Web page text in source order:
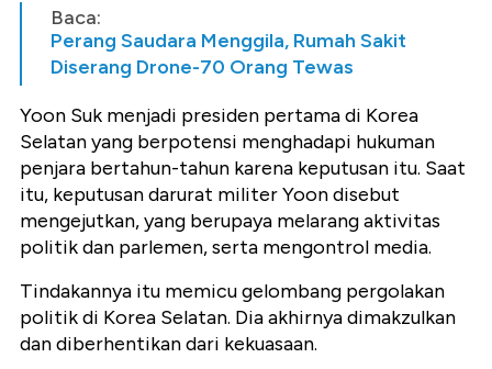
Baca:
Perang Saudara Menggila, Rumah Sakit
Diserang Drone-70 Orang Tewas
Yoon Suk menjadi presiden pertama di Korea
Selatan yang berpotensi menghadapi hukuman
penjara bertahun-tahun karena keputusan itu. Saat
itu, keputusan darurat militer Yoon disebut
mengejutkan, yang berupaya melarang aktivitas
politik dan parlemen, serta mengontrol media.
Tindakannya itu memicu gelombang pergolakan
politik di Korea Selatan. Dia akhirnya dimakzulkan
dan diberhentikan dari kekuasaan.